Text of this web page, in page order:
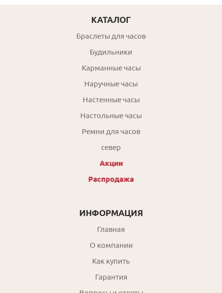
КАТАЛОГ
Браслеты для часов
Будильники
Карманные часы
Наручные часы
Настенные часы
Настольные часы
Ремни для часов
север
Акции
Распродажа
ИНФОРМАЦИЯ
Главная
О компании
Как купить
Гарантия